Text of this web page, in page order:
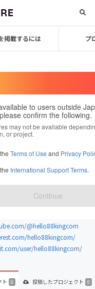
掲載するには プ
to users outside
confirm the following.
may not be available
or project.
Terms of Use and Privacy
International Support Terms.
Continue
hello88kingcom
cái trực tuyến hàng đầu được
ng もっと見る
@hello88kingcom
hello88kingcom/
user/hello88kingcom/
ト 0 投稿したプロジェクト 0